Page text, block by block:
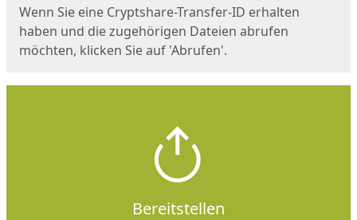
Wenn Sie eine Cryptshare-Transfer-ID erhalten
haben und die zugehörigen Dateien abrufen
möchten, klicken Sie auf 'Abrufen'.
Bereitstellen